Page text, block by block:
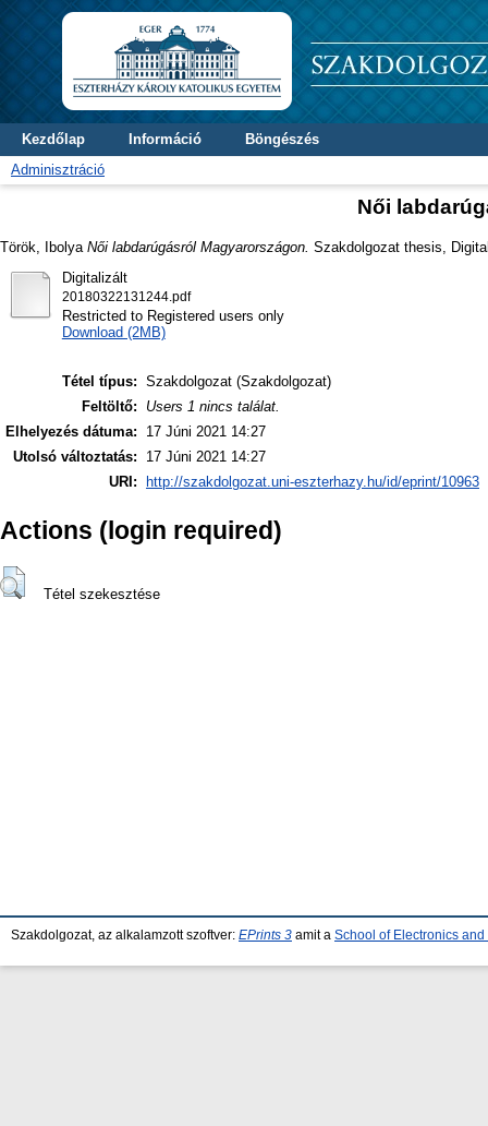
Kezdőlap Információ
Böngészés
Adminisztráció
Női
Török, Ibolya Női labdarúgásról Magyarországon. Szakdolgozat thesis,
Digitalizált
20180322131244.pdf
Restricted to Registered users only
Download (2MB)
Tétel típus: Szakdolgozat (Szakdolgozat)
Feltöltő:
Users 1 nincs találat.
Elhelyezés dátuma:
17 Júni 2021 14:27
Utolsó változtatás:
17 Júni 2021 14:27
URI:
http://szakdolgozat.uni-eszterhazy.hu/id/eprint/10963
Actions (login required)
Tétel szekesztése
Szakdolgozat, az alkalamzott szoftver: EPrints 3 amit a School of Electronics